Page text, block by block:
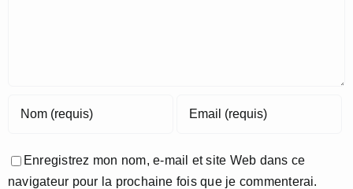
Enregistrez mon nom, e-mail et site Web dans ce
navigateur pour la prochaine fois que je commenterai.